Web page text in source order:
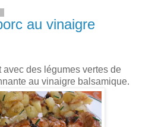
au vinaigre
des légumes vertes de
au vinaigre balsamique.